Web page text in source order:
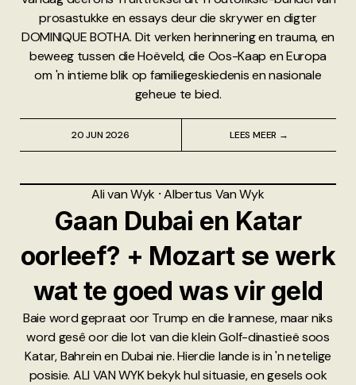
prosastukke en essays deur die skrywer en digter
DOMINIQUE BOTHA. Dit verken herinnering en trauma, en
beweeg tussen die Hoëveld, die Oos-Kaap en Europa
om 'n intieme blik op familiegeskiedenis en nasionale
geheue te bied.
20 JUN 2026 LEES MEER →
Ali van Wyk ⸱Albertus Van Wyk
Gaan Dubai en Katar
oorleef? + Mozart se werk
wat te goed was vir geld
Baie word gepraat oor Trump en die Irannese, maar niks
word gesê oor die lot van die klein Golf-dinastieë soos
Katar, Bahrein en Dubai nie. Hierdie lande is in 'n netelige
posisie. ALI VAN WYK bekyk hul situasie, en gesels ook